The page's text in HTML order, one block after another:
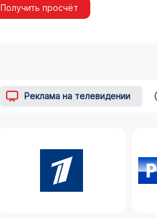
Получить просчёт
Реклама на телевидении